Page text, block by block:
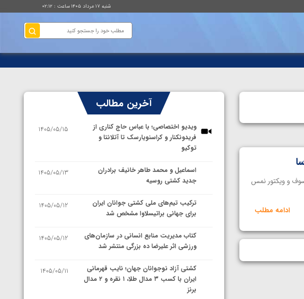
شنبه ۱۷ مرداد ۱۴۰۵ ساعت : ۰۲:۱۲
ولاسوف و ویکتور نمس
ادامه مطلب
آخرین مطالب
ویدیو اختصاصی؛ با عباس حاج کناری از
فریدونکنار و کراسنویارسک تا آتلانتا و
توکیو
1405/05/15
اسماعیل و محمد طاهر خانیف برادران
جدید کشتی روسیه
1405/05/13
ترکیب تیم‌های ملی کشتی جوانان ایران
برای جهانی براتیسلاوا مشخص شد
1405/05/12
کتاب مدیریت منابع انسانی در سازمان‌های
ورزشی اثر علیرضا ده بزرگی منتشر شد
1405/05/12
کشتی آزاد نوجوانان جهان؛ نایب قهرمانی
ایران با کسب ۳ مدال طلا، ۱ نقره و ۲ مدال
برنز
1405/05/11